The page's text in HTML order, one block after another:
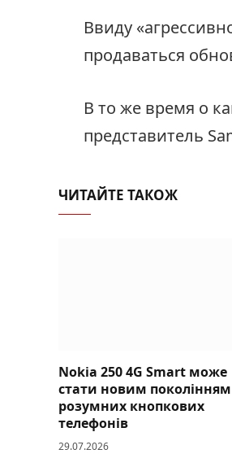
Ввиду
продаваться
В то же время о
представитель
ЧИТАЙТЕ ТАКОЖ
Nokia 250 4G Smart може
стати новим поколінням
розумних кнопкових
телефонів
29.07.2026